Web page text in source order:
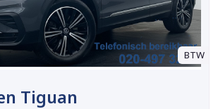
BTW
Tiguan